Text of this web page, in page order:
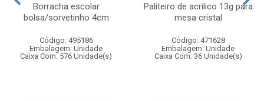
Borracha escolar
bolsa/sorvetinho 4cm
Código: 495186
Embalagem: Unidade
Caixa Com: 576 Unidade(s)
Paliteiro de acrilico 13g para
mesa cristal
Código: 471628
Embalagem: Unidade
Caixa Com: 36 Unidade(s)